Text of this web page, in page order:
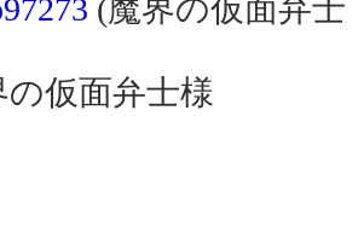
(魔界の仮面弁
の仮面弁士様